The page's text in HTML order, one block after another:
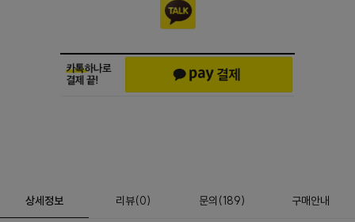
상세정보 리뷰(0) 문의 (189) 구매안내